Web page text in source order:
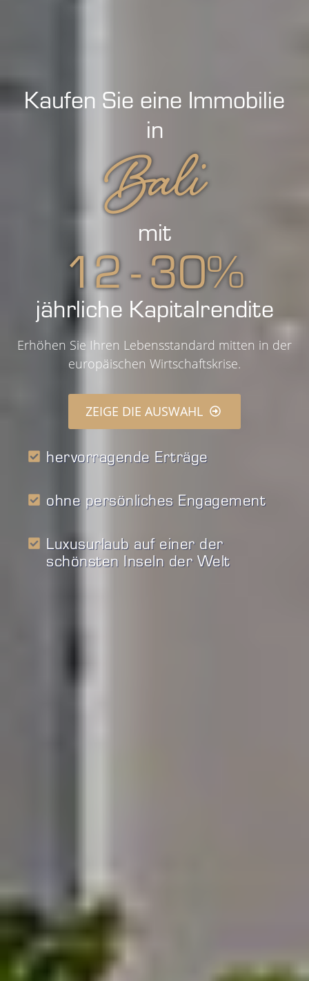
Kaufen Sie eine Immobilie
in
Bali
mit
12 - 30%
jährliche Kapitalrendite
Erhöhen Sie Ihren Lebensstandard mitten in der
europäischen Wirtschaftskrise.
ZEIGE DIE AUSWAHL
hervorragende Erträge
ohne persönliches Engagement
Luxusurlaub auf einer der
schönsten Inseln der Welt